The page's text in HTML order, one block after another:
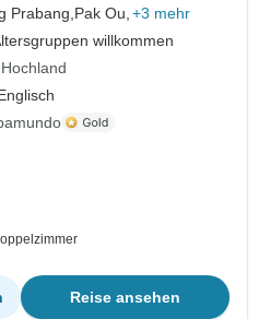
Prabang, Pak Ou, +3 mehr
willkommen
Reise ansehen